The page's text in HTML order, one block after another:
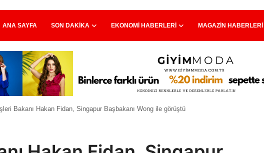
ANA SAYFA SON DAKIKA EKONOMI HABERLERI MAGAZIN HABERLERI
Bakanı Hakan Fidan, Singapur Başbakanı Wong ile görüştü